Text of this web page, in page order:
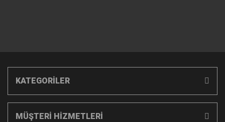
KATEGORİLER
MÜŞTERİ HİZMETLERİ